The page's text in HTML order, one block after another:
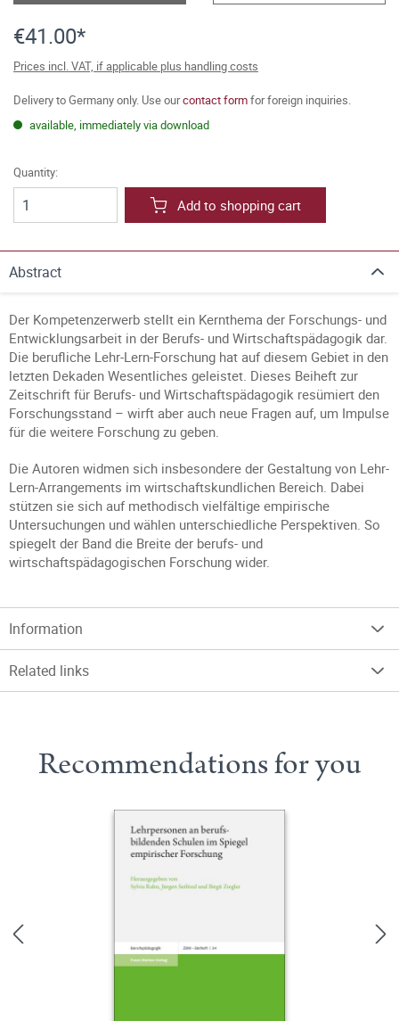
€41.00*
Prices incl. VAT, if applicable plus handling costs
Delivery to Germany only. Use ourcontact formfor foreign inquiries.
available, immediately via download
Quantity:
Add to shopping cart
Abstract
Der Kompetenzerwerb stellt ein Kernthema der Forschungs- und
Entwicklungsarbeit in der Berufs- und Wirtschaftspädagogik dar.
Die berufliche Lehr-Lern-Forschung hat auf diesem Gebiet in den
letzten Dekaden Wesentliches geleistet. Dieses Beiheft zur
Zeitschrift für Berufs- und Wirtschaftspädagogik resümiert den
Forschungsstand – wirft aber auch neue Fragen auf, um Impulse
für die weitere Forschung zu geben.
Die Autoren widmen sich insbesondere der Gestaltung von Lehr-
Lern-Arrangements im wirtschaftskundlichen Bereich. Dabei
stützen sie sich auf methodisch vielfältige empirische
Untersuchungen und wählen unterschiedliche Perspektiven. So
spiegelt der Band die Breite der berufs- und
wirtschaftspädagogischen Forschung wider.
Information
Related links
Recommendations for you